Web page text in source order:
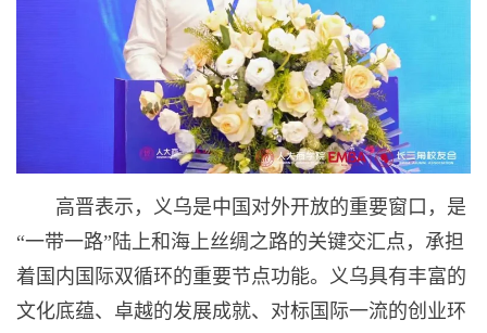
高晋表示，义乌是中国对外开放的重要窗口，是
“一带一路”陆上和海上丝绸之路的关键交汇点，承担
着国内国际双循环的重要节点功能。义乌具有丰富的
文化底蕴、卓越的发展成就、对标国际一流的创业环